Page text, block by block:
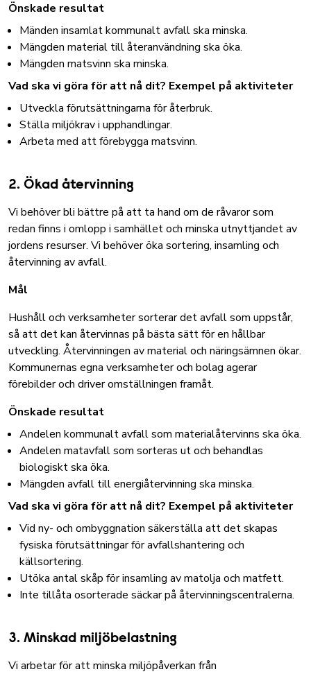
Önskade resultat
Mänden insamlat kommunalt avfall ska minska.
Mängden material till återanvändning ska öka.
Mängden matsvinn ska minska.
Vad ska vi göra för att nå dit? Exempel på aktiviteter
Utveckla förutsättningarna för återbruk.
Ställa miljökrav i upphandlingar.
Arbeta med att förebygga matsvinn.
2. Ökad återvinning
Vi behöver bli bättre på att ta hand om de råvaror som
redan finns i omlopp i samhället och minska utnyttjandet av
jordens resurser. Vi behöver öka sortering, insamling och
återvinning av avfall.
Mål
Hushåll och verksamheter sorterar det avfall som uppstår,
så att det kan återvinnas på bästa sätt för en hållbar
utveckling. Återvinningen av material och näringsämnen ökar.
Kommunernas egna verksamheter och bolag agerar
förebilder och driver omställningen framåt.
Önskade resultat
Andelen kommunalt avfall som materialåtervinns ska öka.
Andelen matavfall som sorteras ut och behandlas
biologiskt ska öka.
Mängden avfall till energiåtervinning ska minska.
Vad ska vi göra för att nå dit? Exempel på aktiviteter
Vid ny- och ombyggnation säkerställa att det skapas
fysiska förutsättningar för avfallshantering och
källsortering.
Utöka antal skåp för insamling av matolja och matfett.
Inte tillåta osorterade säckar på återvinningscentralerna.
3. Minskad miljöbelastning
Vi arbetar för att minska miljöpåverkan från